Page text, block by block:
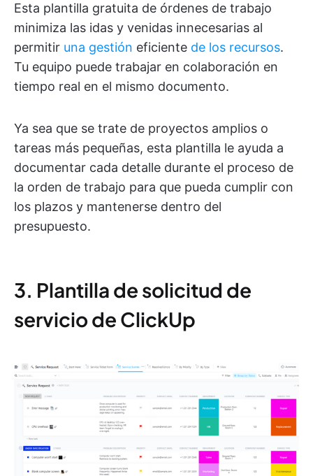
Esta plantilla gratuita de órdenes de trabajo
minimiza las idas y venidas innecesarias al
permitir una gestión eficiente de los recursos.
Tu equipo puede trabajar en colaboración en
tiempo real en el mismo documento.
Ya sea que se trate de proyectos amplios o
tareas más pequeñas, esta plantilla le ayuda a
documentar cada detalle durante el proceso de
la orden de trabajo para que pueda cumplir con
los plazos y mantenerse dentro del
presupuesto.
3. Plantilla de solicitud de
servicio de ClickUp